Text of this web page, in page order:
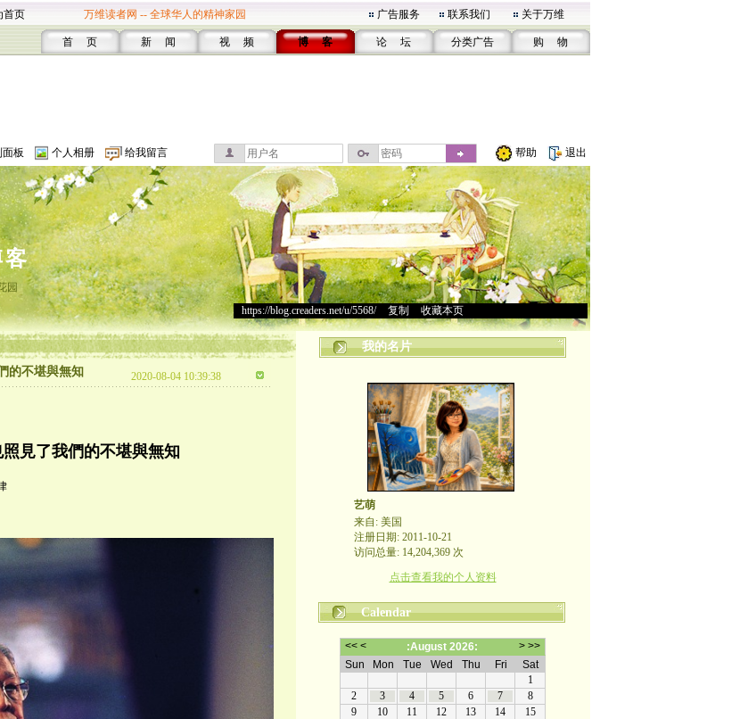
首页 万维读者网 -- 全球华人的精神家园 广告服务 联系我们 关于万维
首 页 新 闻 视 频 博 客 论 坛 分类广告 购 物
面板 个人相册 给我留言 帮助 退出
客
园
https://blog.creaders.net/u/5568/> 复制 收藏本页
的不堪與無知 2020-08-04 10:39:38
見了我們的不堪與無知
我的名片
艺萌
来自: 美国
注册日期: 2011-10-21
访问总量: 14,204,369 次
点击查看我的个人资料
Calendar